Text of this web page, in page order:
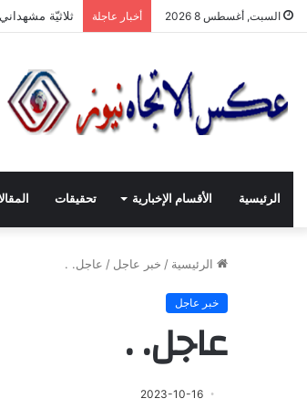
السبت, أغسطس 8 2026 أخبار عاجلة “ثلاثيّة
الرئيسية الأقسام الإخبارية تحقيقات
الرئيسية / خبر عاجل / عاجل. .
خبر عاجل
عاجل. .
2023-10-16